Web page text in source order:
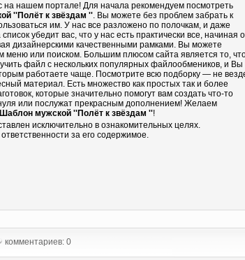
на нашем портале! Для начала рекомендуем посмотреть
''Полёт к звёздам ''. Вы можете без проблем забрать к
им. У нас все разложено по полочкам, и даже
убедит вас, что у нас есть практически все, начиная
дизайнерскими качественными рамками. Вы можете
меню или поиском. Большим плюсом сайта является то,
файл с нескольких популярных файлообмеников, и Вы
работаете чаще. Посмотрите всю подборку — не
материал. Есть множество как простых так и более
которые значительно помогут вам создать что-то
или послужат прекрасным дополнением! Желаем
Шаблон мужской ''Полёт к звёздам ''!
исключительно в ознакомительных целях.
за его содержимое.
комментариев: 0